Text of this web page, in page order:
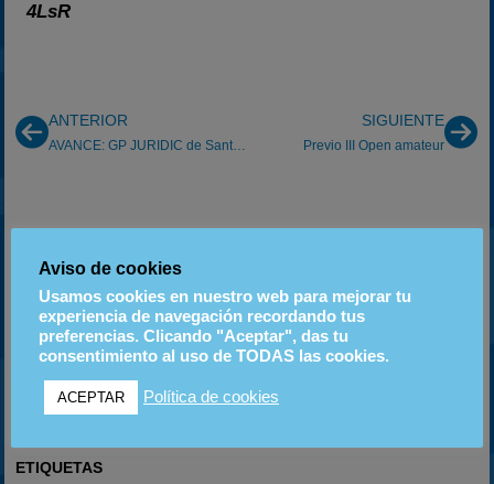
4LsR
ANTERIOR SIGUIENTE
Previo III Open amateur
PRÓXIMOS EVENTOS
06 20 18
ETIQUETAS
Aviso de cookies
Usamos cookies en nuestro web para mejorar tu
experiencia de navegación recordando tus
preferencias. Clicando "Aceptar", das tu
consentimiento al uso de TODAS las cookies.
ACEPTAR Política de cookies